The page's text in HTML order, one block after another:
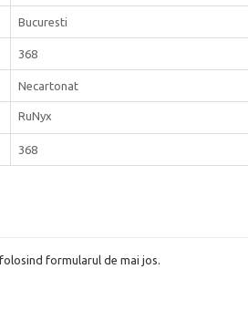
Bucuresti
368
Necartonat
RuNyx
368
formularul de mai jos.